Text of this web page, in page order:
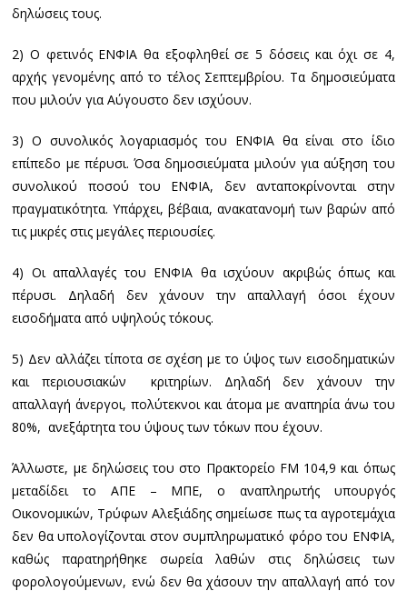
δηλώσεις τους.
2) Ο φετινός ΕΝΦΙΑ θα εξοφληθεί σε 5 δόσεις και όχι σε 4,
αρχής γενομένης από το τέλος Σεπτεμβρίου. Τα δημοσιεύματα
που μιλούν για Αύγουστο δεν ισχύουν.
3) Ο συνολικός λογαριασμός του ΕΝΦΙΑ θα είναι στο ίδιο
επίπεδο με πέρυσι. Όσα δημοσιεύματα μιλούν για αύξηση του
συνολικού ποσού του ΕΝΦΙΑ, δεν ανταποκρίνονται στην
πραγματικότητα. Υπάρχει, βέβαια, ανακατανομή των βαρών από
τις μικρές στις μεγάλες περιουσίες.
4) Οι απαλλαγές του ΕΝΦΙΑ θα ισχύουν ακριβώς όπως και
πέρυσι. Δηλαδή δεν χάνουν την απαλλαγή όσοι έχουν
εισοδήματα από υψηλούς τόκους.
5) Δεν αλλάζει τίποτα σε σχέση με το ύψος των εισοδηματικών
και περιουσιακών κριτηρίων. Δηλαδή δεν χάνουν την
απαλλαγή άνεργοι, πολύτεκνοι και άτομα με αναπηρία άνω του
80%, ανεξάρτητα του ύψους των τόκων που έχουν.
Άλλωστε, με δηλώσεις του στο Πρακτορείο FM 104,9 και όπως
μεταδίδει το ΑΠΕ – ΜΠΕ, ο αναπληρωτής υπουργός
Οικονομικών, Τρύφων Αλεξιάδης σημείωσε πως τα αγροτεμάχια
δεν θα υπολογίζονται στον συμπληρωματικό φόρο του ΕΝΦΙΑ,
καθώς παρατηρήθηκε σωρεία λαθών στις δηλώσεις των
φορολογούμενων, ενώ δεν θα χάσουν την απαλλαγή από τον